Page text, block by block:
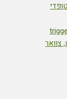
צוואר